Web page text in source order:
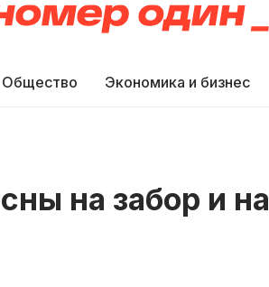
Общество Экономика и бизнес
на забор и на